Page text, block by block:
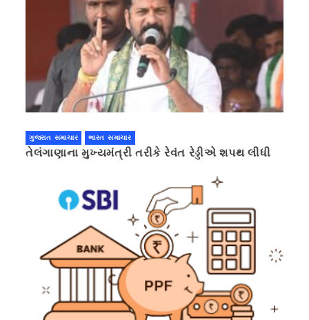
ગુજરાત સમાચાર ભારત સમાચાર
તેલંગાણાના મુખ્યમંત્રી તરીકે રેવંત રેડ્ડીએ શપથ લીધી